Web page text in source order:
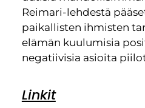
Reimari-lehdestä
paikallisten ihmisten
elämän kuulumisia
negatiivisia asioita
Linkit